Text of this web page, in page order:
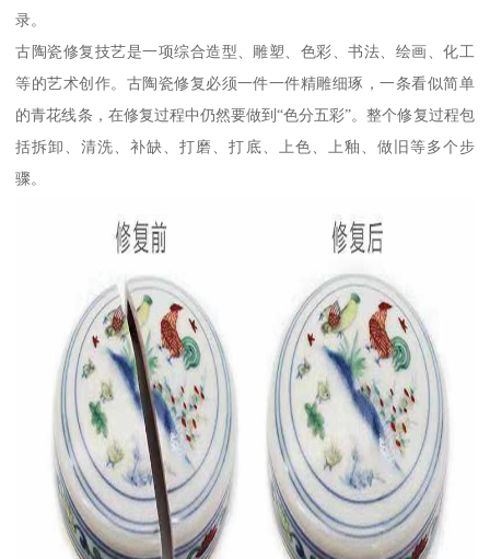
录。
古陶瓷修复技艺是一项综合造型、雕塑、色彩、书法、绘画、化工
等的艺术创作。古陶瓷修复必须一件一件精雕细琢，一条看似简单
的青花线条，在修复过程中仍然要做到“色分五彩”。整个修复过程包
括拆卸、清洗、补缺、打磨、打底、上色、上釉、做旧等多个步
骤。